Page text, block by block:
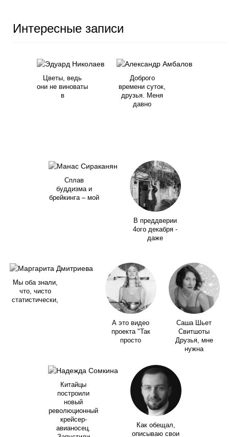
Интересные записи
Цветы, ведь
они не виноваты
в
Доброго
времени суток,
друзья. Меня
давно
Сплав
буддизма и
брейкинга – мой
В преддверии
4ого декабря -
даже
Мы оба знали,
что, чисто
статистически,
А это видео
проекта "Так
просто
Саша Шьет
Свитшоты
Друзья, мне
нужна
Китайцы
построили
новый
революционный
крейсер-
авианосец.
Как обещал,
описываю свои